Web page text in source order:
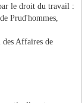
le droit du travail :
Prud'hommes,
Affaires de